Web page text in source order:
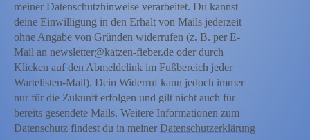
meiner Datenschutzhinweise verarbeitet. Du kannst
deine Einwilligung in den Erhalt von Mails jederzeit
ohne Angabe von Gründen widerrufen (z. B. per E-
Mail an newsletter@katzen-fieber.de oder durch
Klicken auf den Abmeldelink im Fußbereich jeder
Wartelisten-Mail). Dein Widerruf kann jedoch immer
nur für die Zukunft erfolgen und gilt nicht auch für
bereits gesendete Mails. Weitere Informationen zum
Datenschutz findest du in meinerDatenschutzerklärung